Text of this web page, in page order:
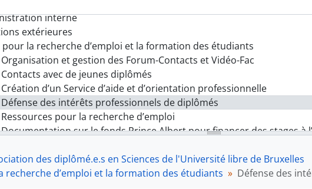
interne
extérieures
pour la recherche d’emploi et la formation des étudiants
Organisation et gestion des Forum-Contacts et Vidéo-Fac
avec de jeunes diplômés
d’un Service d’aide et d’orientation professionnelle
Défense des intérêts professionnels de diplômés
pour la recherche d’emploi
Documentation sur le fonds Prince Albert pour financer des stages à
Contacts et documentation de sociétés cherchant des employés
Organisation de stages industriels par l’ACBr
des diplômé.e.s en Sciences de l'Université libre de Bruxelles
recherche d’emploi et la formation des étudiants
Défense des